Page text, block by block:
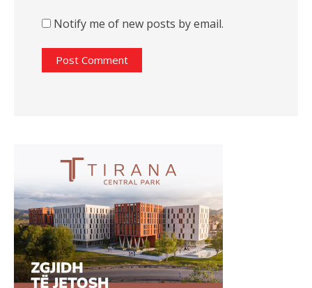
Notify me of new posts by email.